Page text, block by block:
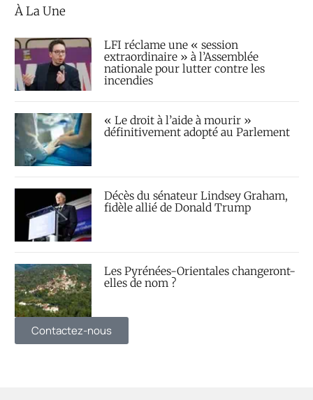
À La Une
LFI réclame une « session
extraordinaire » à l’Assemblée
nationale pour lutter contre les
incendies
« Le droit à l’aide à mourir »
définitivement adopté au Parlement
Décès du sénateur Lindsey Graham,
fidèle allié de Donald Trump
Les Pyrénées-Orientales changeront-
elles de nom ?
Contactez-nous